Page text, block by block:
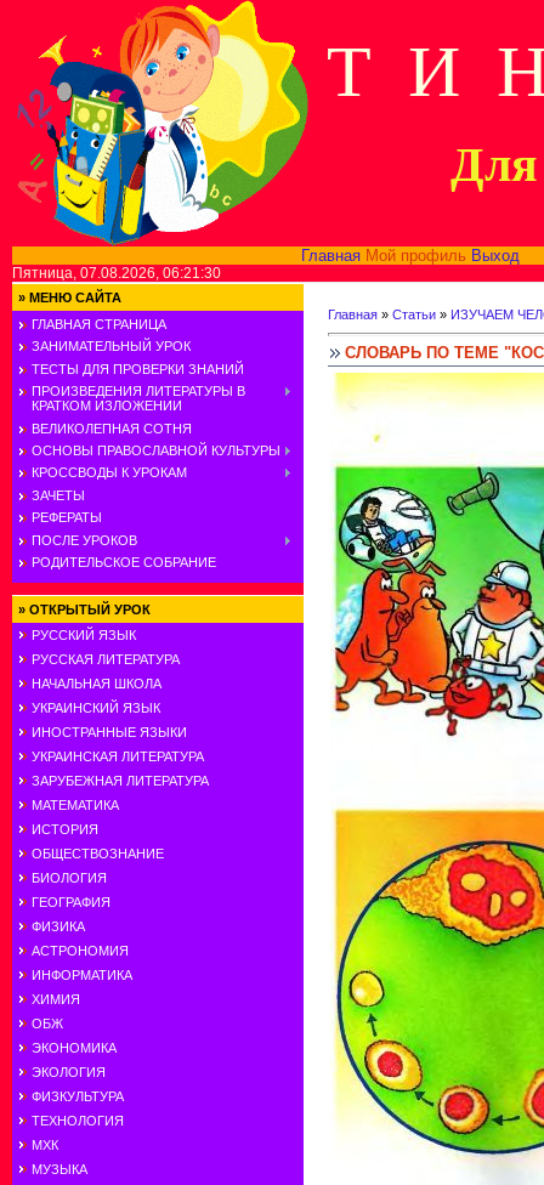
Т И
Для
Главная Мой профиль Выход
Пятница, 07.08.2026, 06:21:30
» МЕНЮ САЙТА
ГЛАВНАЯ СТРАНИЦА
ЗАНИМАТЕЛЬНЫЙ УРОК
ТЕСТЫ ДЛЯ ПРОВЕРКИ ЗНАНИЙ
ПРОИЗВЕДЕНИЯ ЛИТЕРАТУРЫ В
КРАТКОМ ИЗЛОЖЕНИИ
ВЕЛИКОЛЕПНАЯ СОТНЯ
ОСНОВЫ ПРАВОСЛАВНОЙ КУЛЬТУРЫ
КРОССВОДЫ К УРОКАМ
ЗАЧЕТЫ
РЕФЕРАТЫ
ПОСЛЕ УРОКОВ
РОДИТЕЛЬСКОЕ СОБРАНИЕ
» ОТКРЫТЫЙ УРОК
РУССКИЙ ЯЗЫК
РУССКАЯ ЛИТЕРАТУРА
НАЧАЛЬНАЯ ШКОЛА
УКРАИНСКИЙ ЯЗЫК
ИНОСТРАННЫЕ ЯЗЫКИ
УКРАИНСКАЯ ЛИТЕРАТУРА
ЗАРУБЕЖНАЯ ЛИТЕРАТУРА
МАТЕМАТИКА
ИСТОРИЯ
ОБЩЕСТВОЗНАНИЕ
БИОЛОГИЯ
ГЕОГРАФИЯ
ФИЗИКА
АСТРОНОМИЯ
ИНФОРМАТИКА
ХИМИЯ
ОБЖ
ЭКОНОМИКА
ЭКОЛОГИЯ
ФИЗКУЛЬТУРА
ТЕХНОЛОГИЯ
МХК
МУЗЫКА
Главная » Статьи » ИЗУЧАЕМ
СЛОВАРЬ ПО ТЕМЕ